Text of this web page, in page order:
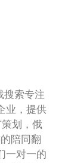
搜索专注
业，提供
划，俄
陪同翻
一对一的